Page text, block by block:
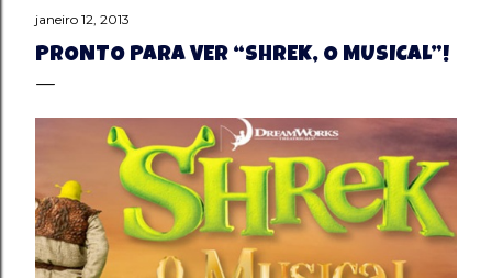
janeiro 12, 2013
PRONTO PARA VER “SHREK, O MUSICAL”!